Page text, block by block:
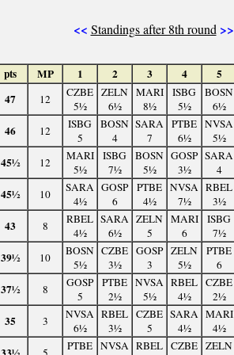
<< Standings after 8th round >>
pts MP 1 2 3 4 5
47 12
CZBE
5½
ZELN
6½
MARI
8½
ISBG
5½
BOSN
6½
46 12
ISBG
5
BOSN
4
SARA
7
PTBE
6½
NVSA
5½
45½ 12
MARI
5½
ISBG
7½
BOSN
5½
GOSP
3½
SARA
4
45½ 10
SARA
4½
GOSP
6
PTBE
4½
NVSA
7½
RBEL
3½
43 8
RBEL
4½
SARA
6½
ZELN
5
MARI
6
ISBG
7½
39½ 10
BOSN
5½
CZBE
3½
GOSP
3
ZELN
5½
PTBE
6
37½ 8
GOSP
5
PTBE
2½
NVSA
5½
RBEL
4½
CZBE
2½
35 3
NVSA
6½
RBEL
3½
CZBE
5
SARA
4½
MARI
4½
PTBE NVSA RBEL CZBE ZELN